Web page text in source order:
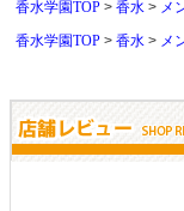
香水学園TOP 香水 メ
香水学園TOP
香水 メ